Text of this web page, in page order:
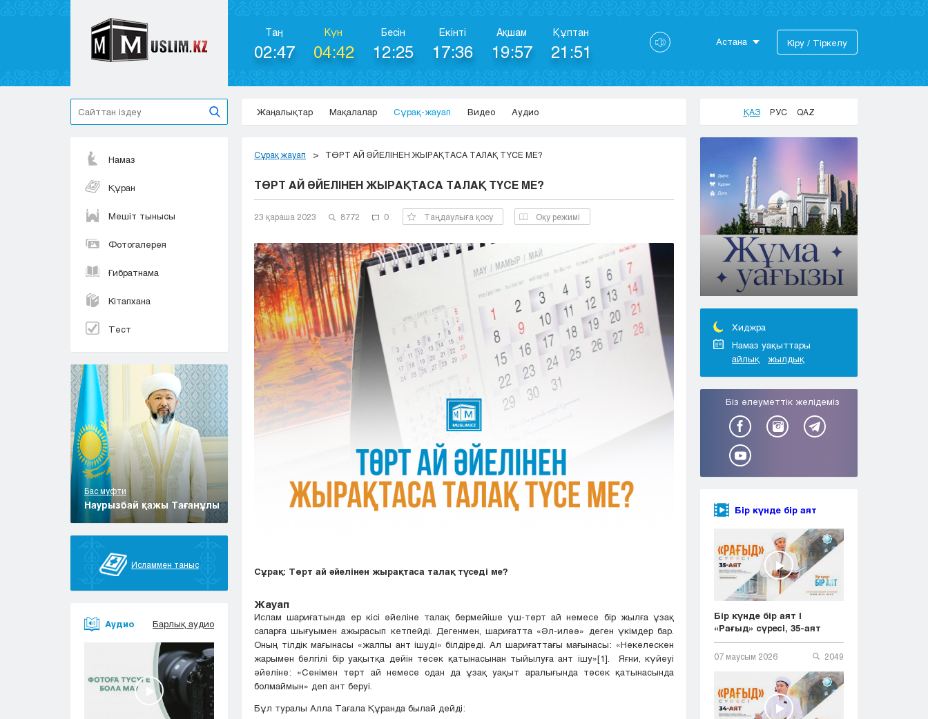
Таң
02:47
Күн
04:42
Бесін
12:25
Екінті
17:36
Ақшам
19:57
Құптан
21:51 Астана
Актобе
Караганда
Кокшетау
Костанай
Кызылорда
Павлодар
Петропавловск
Семей
Талдыкорган
Тараз
Туркестан
Уральск
Усть-Каменогорск
Шымкент
Кіру / Тіркелу
Жаңалықтар Мақалалар Сұрақ-жауап Видео Аудио ҚАЗ РУС QAZ
Намаз
Құран
Мешіт тынысы
Фотогалерея
Ғибратнама
Кітапхана
Тест
Бас муфти
Наурызбай қажы Тағанұлы
Исламмен таныс
Аудио Барлық аудио
Сұрақ жауап ТӨРТ АЙ ӘЙЕЛІНЕН ЖЫРАҚТАСА ТАЛАҚ ТҮСЕ МЕ?
ТӨРТ АЙ ӘЙЕЛІНЕН ЖЫРАҚТАСА ТАЛАҚ ТҮСЕ МЕ?
23 қараша 2023 8772 0 Таңдаулыға қосу Оқу режимі
Сұрақ: Төрт ай әйелінен жырақтаса талақ түседі ме?
Жауап
Ислам шариғатында ер кісі әйеліне талақ бермейіше үш-төрт ай немесе бір жылға ұзақ
сапарға шығуымен ажырасып кетпейді. Дегенмен, шариғатта «Әл-иләә» деген үкімдер бар.
Оның тілдік мағынасы «жалпы ант ішуді» білдіреді. Ал шариғаттағы мағынасы: «Некелескен
жарымен белгілі бір уақытқа дейін төсек қатынасынан тыйылуға ант ішу»[1]. Яғни, күйеуі
әйеліне: «Сенімен төрт ай немесе одан да ұзақ уақыт аралығында төсек қатынасында
болмаймын» деп ант беруі.
Бұл туралы Алла Тағала Құранда былай дейді:
Хиджра
Намаз уақыттары
айлық
жылдық
Біз әлеуметтік желідеміз
Бір күнде бір аят
Бір күнде бір аят |
«Рағыд» сүресі, 35-аят
07 маусым 2026 2049